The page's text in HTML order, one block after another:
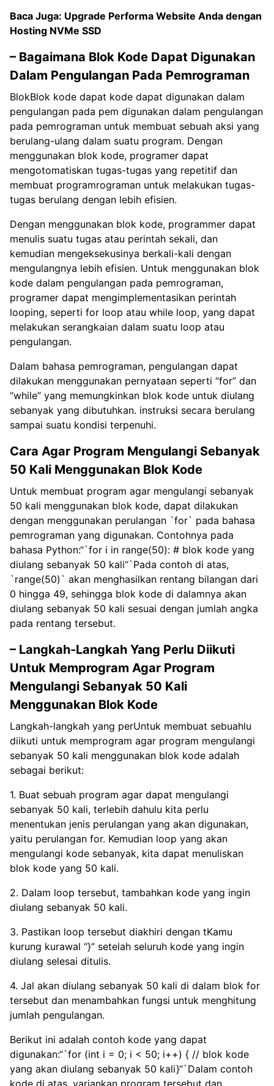
Baca Juga: Upgrade Performa Website Anda dengan
Hosting NVMe SSD
– Bagaimana Blok Kode Dapat Digunakan
Dalam Pengulangan Pada Pemrograman
BlokBlok kode dapat kode dapat digunakan dalam
pengulangan pada pem digunakan dalam pengulangan
pada pemrograman untuk membuat sebuah aksi yang
berulang-ulang dalam suatu program. Dengan
menggunakan blok kode, programer dapat
mengotomatiskan tugas-tugas yang repetitif dan
membuat programrograman untuk melakukan tugas-
tugas berulang dengan lebih efisien.
Dengan menggunakan blok kode, programmer dapat
menulis suatu tugas atau perintah sekali, dan
kemudian mengeksekusinya berkali-kali dengan
mengulangnya lebih efisien. Untuk menggunakan blok
kode dalam pengulangan pada pemrograman,
programer dapat mengimplementasikan perintah
looping, seperti for loop atau while loop, yang dapat
melakukan serangkaian dalam suatu loop atau
pengulangan.
Dalam bahasa pemrograman, pengulangan dapat
dilakukan menggunakan pernyataan seperti “for” dan
“while” yang memungkinkan blok kode untuk diulang
sebanyak yang dibutuhkan. instruksi secara berulang
sampai suatu kondisi terpenuhi.
Cara Agar Program Mengulangi Sebanyak
50 Kali Menggunakan Blok Kode
Untuk membuat program agar mengulangi sebanyak
50 kali menggunakan blok kode, dapat dilakukan
dengan menggunakan perulangan `for` pada bahasa
pemrograman yang digunakan. Contohnya pada
bahasa Python:“`for i in range(50): # blok kode yang
diulang sebanyak 50 kali“`Pada contoh di atas,
`range(50)` akan menghasilkan rentang bilangan dari
0 hingga 49, sehingga blok kode di dalamnya akan
diulang sebanyak 50 kali sesuai dengan jumlah angka
pada rentang tersebut.
– Langkah-Langkah Yang Perlu Diikuti
Untuk Memprogram Agar Program
Mengulangi Sebanyak 50 Kali
Menggunakan Blok Kode
Langkah-langkah yang perUntuk membuat sebuahlu
diikuti untuk memprogram agar program mengulangi
sebanyak 50 kali menggunakan blok kode adalah
sebagai berikut:
1. Buat sebuah program agar dapat mengulangi
sebanyak 50 kali, terlebih dahulu kita perlu
menentukan jenis perulangan yang akan digunakan,
yaitu perulangan for. Kemudian loop yang akan
mengulangi kode sebanyak, kita dapat menuliskan
blok kode yang 50 kali.
2. Dalam loop tersebut, tambahkan kode yang ingin
diulang sebanyak 50 kali.
3. Pastikan loop tersebut diakhiri dengan tKamu
kurung kurawal “}” setelah seluruh kode yang ingin
diulang selesai ditulis.
4. Jal akan diulang sebanyak 50 kali di dalam blok for
tersebut dan menambahkan fungsi untuk menghitung
jumlah pengulangan.
Berikut ini adalah contoh kode yang dapat
digunakan:“`for (int i = 0; i < 50; i++) { // blok kode
yang akan diulang sebanyak 50 kali}“`Dalam contoh